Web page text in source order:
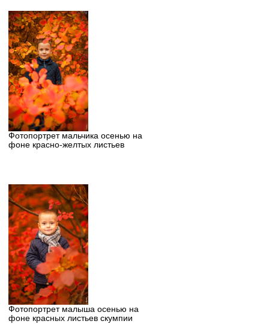
Фотопортрет мальчика осенью на
фоне красно-желтых листьев
Фотопортрет малыша осенью на
фоне красных листьев скумпии